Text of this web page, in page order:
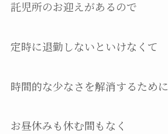
託児所のお迎えがあるので
定時に退勤しないといけなくて
時間的な少なさを解消するために
お昼休みも休む間もなく